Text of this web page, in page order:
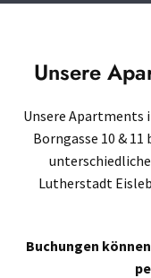
Unsere
Unsere Apartments
Borngasse 10 &
Lutherstadt
Buchungen